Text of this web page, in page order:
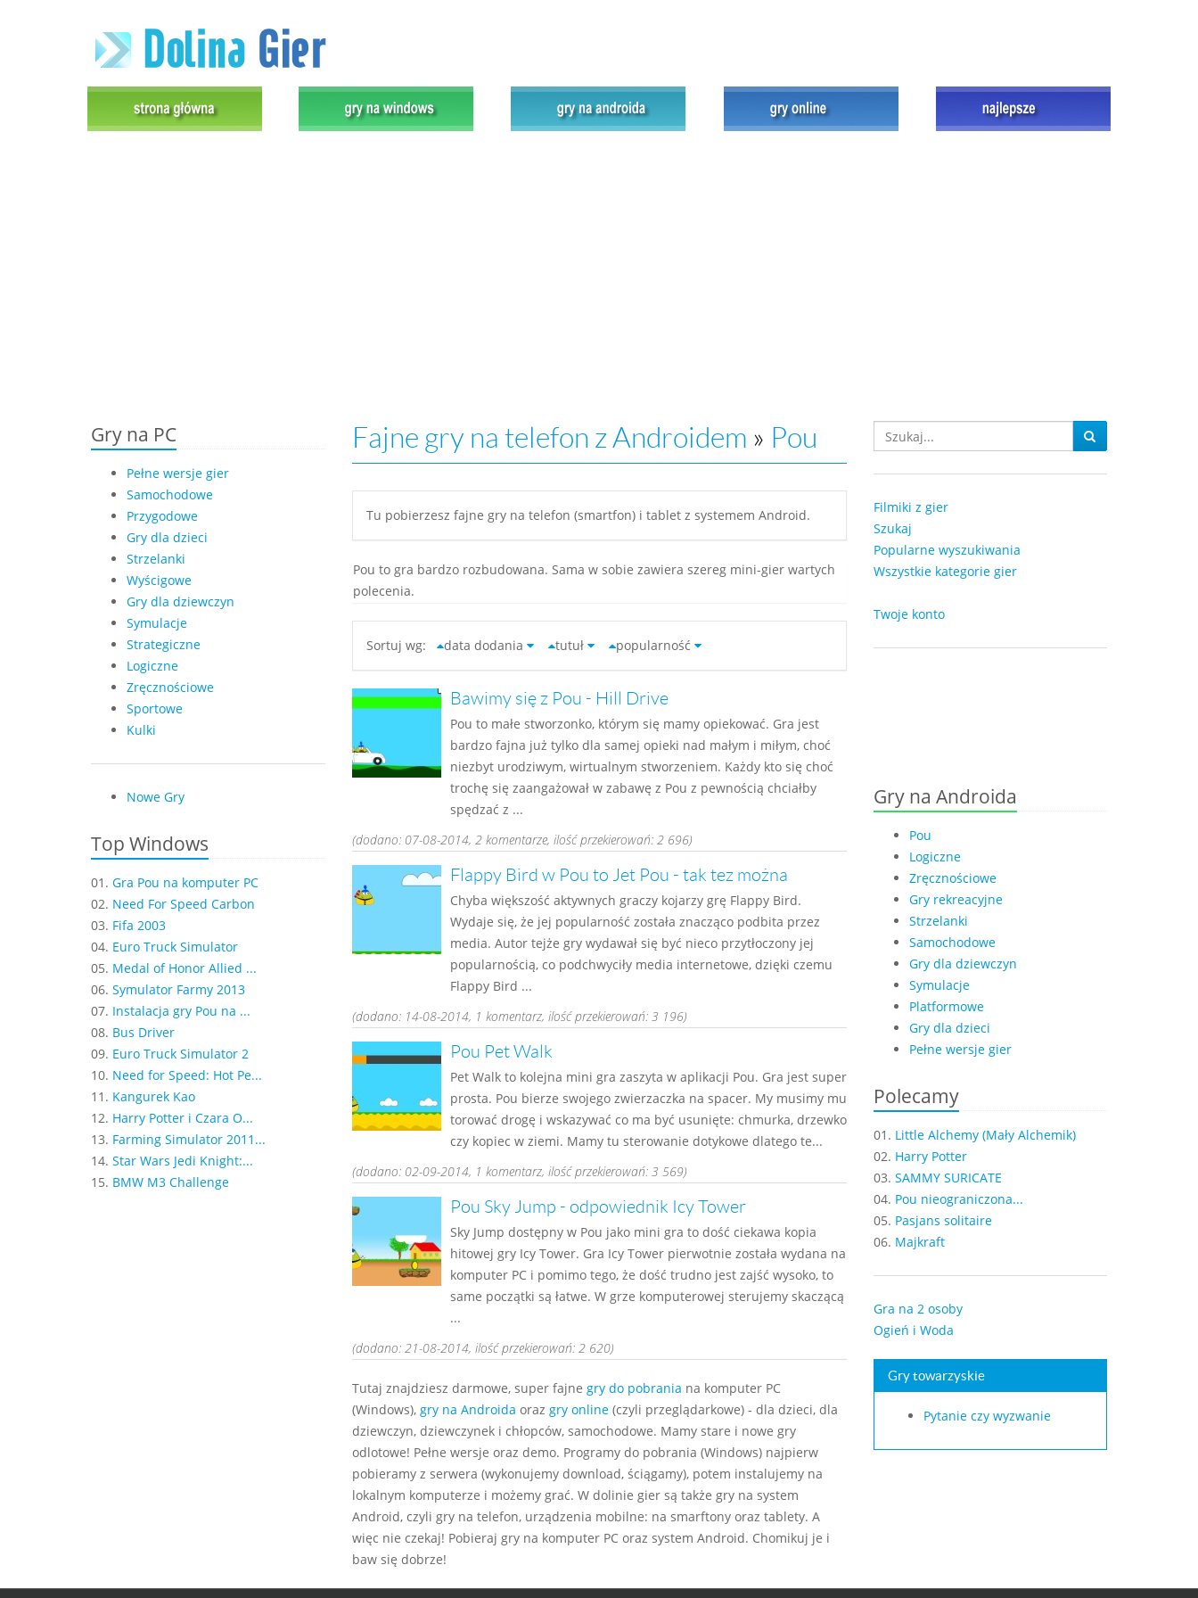
Gry na PC
Pełne wersje gier
Samochodowe
Przygodowe
Gry dla dzieci
Strzelanki
Wyścigowe
Gry dla dziewczyn
Symulacje
Strategiczne
Logiczne
Zręcznościowe
Sportowe
Kulki
Nowe Gry
Top Windows
01. Gra Pou na komputer PC
02. Need For Speed Carbon
03. Fifa 2003
04. Euro Truck Simulator
05. Medal of Honor Allied ...
06. Symulator Farmy 2013
07. Instalacja gry Pou na ...
08. Bus Driver
09. Euro Truck Simulator 2
10. Need for Speed: Hot Pe...
11. Kangurek Kao
12. Harry Potter i Czara O...
13. Farming Simulator 2011...
14. Star Wars Jedi Knight:...
15. BMW M3 Challenge
Fajne gry na telefon z Androidem » Pou
Tu pobierzesz fajne gry na telefon (smartfon) i tablet z systemem Android.
Pou to gra bardzo rozbudowana. Sama w sobie zawiera szereg mini-gier wartych
polecenia.
Sortuj wg: data dodania tutuł popularność
Bawimy się z Pou - Hill Drive
Pou to małe stworzonko, którym się mamy opiekować. Gra jest
bardzo fajna już tylko dla samej opieki nad małym i miłym, choć
niezbyt urodziwym, wirtualnym stworzeniem. Każdy kto się choć
trochę się zaangażował w zabawę z Pou z pewnością chciałby
spędzać z ...
(dodano: 07-08-2014, 2 komentarze, ilość przekierowań: 2 696)
Flappy Bird w Pou to Jet Pou - tak tez można
Chyba większość aktywnych graczy kojarzy grę Flappy Bird.
Wydaje się, że jej popularność została znacząco podbita przez
media. Autor tejże gry wydawał się być nieco przytłoczony jej
popularnością, co podchwyciły media internetowe, dzięki czemu
Flappy Bird ...
(dodano: 14-08-2014, 1 komentarz, ilość przekierowań: 3 196)
Pou Pet Walk
Pet Walk to kolejna mini gra zaszyta w aplikacji Pou. Gra jest super
prosta. Pou bierze swojego zwierzaczka na spacer. My musimy mu
torować drogę i wskazywać co ma być usunięte: chmurka, drzewko
czy kopiec w ziemi. Mamy tu sterowanie dotykowe dlatego te...
(dodano: 02-09-2014, 1 komentarz, ilość przekierowań: 3 569)
Pou Sky Jump - odpowiednik Icy Tower
Sky Jump dostępny w Pou jako mini gra to dość ciekawa kopia
hitowej gry Icy Tower. Gra Icy Tower pierwotnie została wydana na
komputer PC i pomimo tego, że dość trudno jest zajść wysoko, to
same początki są łatwe. W grze komputerowej sterujemy skaczącą
...
(dodano: 21-08-2014, ilość przekierowań: 2 620)
Tutaj znajdziesz darmowe, super fajne gry do pobrania na komputer PC
(Windows), gry na Androida oraz gry online(czyli przeglądarkowe) - dla dzieci, dla
dziewczyn, dziewczynek i chłopców, samochodowe. Mamy stare i nowe gry
odlotowe! Pełne wersje oraz demo. Programy do pobrania (Windows) najpierw
pobieramy z serwera (wykonujemy download, ściągamy), potem instalujemy na
lokalnym komputerze i możemy grać. W dolinie gier są także gry na system
Android, czyli gry na telefon, urządzenia mobilne: na smarftony oraz tablety. A
więc nie czekaj! Pobieraj gry na komputer PC oraz system Android. Chomikuj je i
baw się dobrze!
Filmiki z gier
Szukaj
Popularne wyszukiwania
Wszystkie kategorie gier
Twoje konto
Gry na Androida
Pou
Logiczne
Zręcznościowe
Gry rekreacyjne
Strzelanki
Samochodowe
Gry dla dziewczyn
Symulacje
Platformowe
Gry dla dzieci
Pełne wersje gier
Polecamy
01. Little Alchemy (Mały Alchemik)
02. Harry Potter
03. SAMMY SURICATE
04. Pou nieograniczona...
05. Pasjans solitaire
06. Majkraft
Gra na 2 osoby
Ogień i Woda
Gry towarzyskie
Pytanie czy wyzwanie